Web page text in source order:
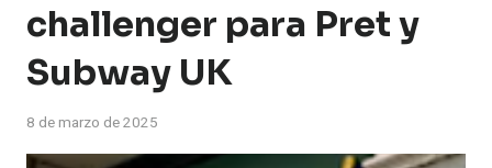
challenger para Pret y
Subway UK
8 de marzo de 2025